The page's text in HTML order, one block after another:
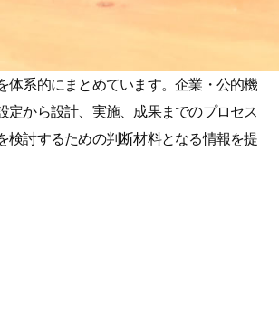
体系的にまとめています。企業・公的機
定から設計、実施、成果までのプロセス
検討するための判断材料となる情報を提